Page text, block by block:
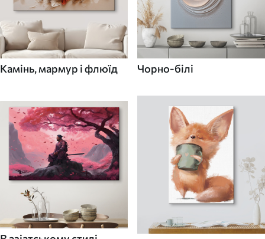
Камінь, мармур і флюїд Чорно-білі